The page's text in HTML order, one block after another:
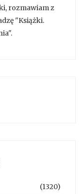
rozmawiam z
"Książki.
(1320)